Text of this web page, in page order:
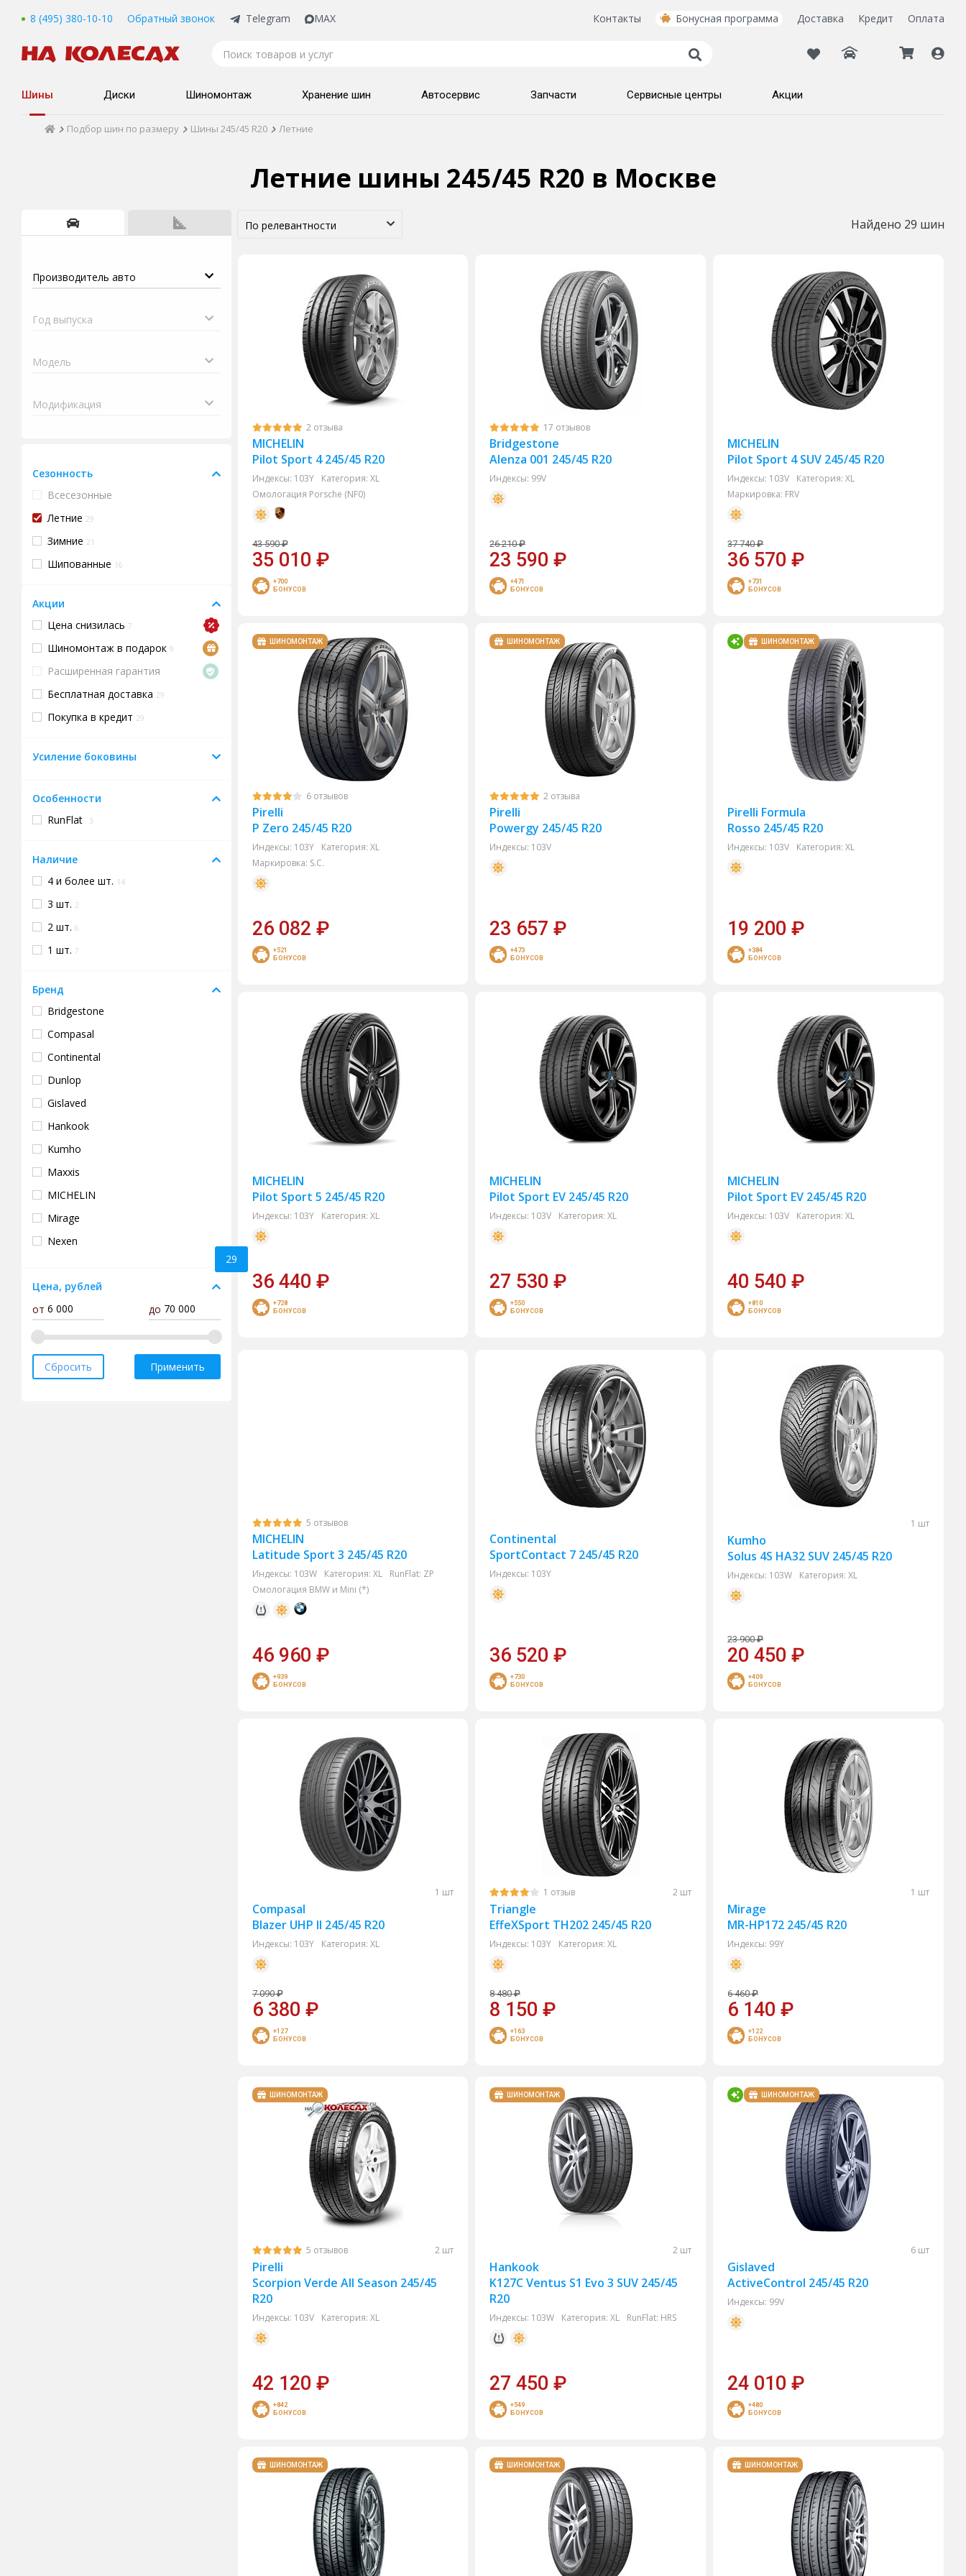
8 (495) 380-10-10 Обратный звонок Telegram MAX Контакты Бонусная программа Доставка Кредит Оплата
Шины Диски Шиномонтаж Хранение шин Автосервис Запчасти Сервисные центры Акции
Подбор шин по размеру Шины 245/45 R20 Летние
Летние шины 245/45 R20 в Москве
Сезонность
Всесезонные
Летние 29
Зимние 21
Шипованные 16
Акции
Цена снизилась 7
Шиномонтаж в подарок 9
Расширенная гарантия
Бесплатная доставка 29
Покупка в кредит 29
Усиление боковины
Особенности
RunFlat
3
Наличие
4 и более шт. 14
3 шт. 2
2 шт. 6
1 шт. 7
Бренд
Bridgestone
Compasal
Continental
Dunlop
Gislaved
Hankook
Kumho
Maxxis
MICHELIN
Mirage
Nexen
Pirelli Formula
Sunfull
Tracmax
Triangle
Yokohama
Цена, рублей
от
до
Применить
Сбросить
29
Найдено 29 шин
2 отзыва
MICHELIN
Pilot Sport 4 245/45 R20
Индексы: 103Y Категория: XL
Омологация Porsche (NF0)
43 590 ₽
35 010 ₽
+700
БОНУСОВ
17 отзывов
Bridgestone
Alenza 001 245/45 R20
Индексы: 99V
26 210 ₽
23 590₽
+471
БОНУСОВ
MICHELIN
Pilot Sport 4 SUV 245/45 R20
Индексы: 103V Категория: XL
Маркировка: FRV
37 740 ₽
36 570₽
+731
БОНУСОВ
ШИНОМОНТАЖ
6 отзывов
Pirelli
P Zero 245/45 R20
Индексы: 103Y Категория: XL
Маркировка: S.C.
26 082 ₽
+521
БОНУСОВ
ШИНОМОНТАЖ
2 отзыва
Pirelli
Powergy 245/45 R20
Индексы: 103V
23 657₽
+473
БОНУСОВ
ШИНОМОНТАЖ
Pirelli Formula
Rosso 245/45 R20
Индексы: 103V Категория: XL
19 200₽
+384
БОНУСОВ
MICHELIN
Pilot Sport 5 245/45 R20
Индексы: 103Y Категория: XL
36 440 ₽
+728
БОНУСОВ
MICHELIN
Pilot Sport EV 245/45 R20
Индексы: 103V Категория: XL
27 530₽
+550
БОНУСОВ
MICHELIN
Pilot Sport EV 245/45 R20
Индексы: 103V Категория: XL
40 540₽
+810
БОНУСОВ
5 отзывов
MICHELIN
Latitude Sport 3 245/45 R20
Индексы: 103W Категория: XL RunFlat: ZP
Омологация BMW и Mini (*)
46 960 ₽
+939
БОНУСОВ
Continental
SportContact 7 245/45 R20
Индексы: 103Y
36 520₽
+730
БОНУСОВ
1 шт
Kumho
Solus 4S HA32 SUV 245/45 R20
Индексы: 103W Категория: XL
23 900 ₽
20 450₽
+409
БОНУСОВ
1 шт
Compasal
Blazer UHP II 245/45 R20
Индексы: 103Y Категория: XL
7 090 ₽
6 380 ₽
+127
БОНУСОВ
1 отзыв 2 шт
Triangle
EffeXSport TH202 245/45 R20
Индексы: 103Y Категория: XL
8 480 ₽
8 150₽
+163
БОНУСОВ
1 шт
Mirage
MR-HP172 245/45 R20
Индексы: 99Y
6 460 ₽
6 140₽
+122
БОНУСОВ
ШИНОМОНТАЖ
5 отзывов 2 шт
Pirelli
Scorpion Verde All Season 245/45
R20
Индексы: 103V Категория: XL
42 120 ₽
+842
БОНУСОВ
ШИНОМОНТАЖ
2 шт
Hankook
K127C Ventus S1 Evo 3 SUV 245/45
R20
Индексы: 103W Категория: XL RunFlat: HRS
27 450₽
+549
БОНУСОВ
ШИНОМОНТАЖ
6 шт
Gislaved
ActiveControl 245/45 R20
Индексы: 99V
24 010₽
+480
БОНУСОВ
ШИНОМОНТАЖ ШИНОМОНТАЖ ШИНОМОНТАЖ